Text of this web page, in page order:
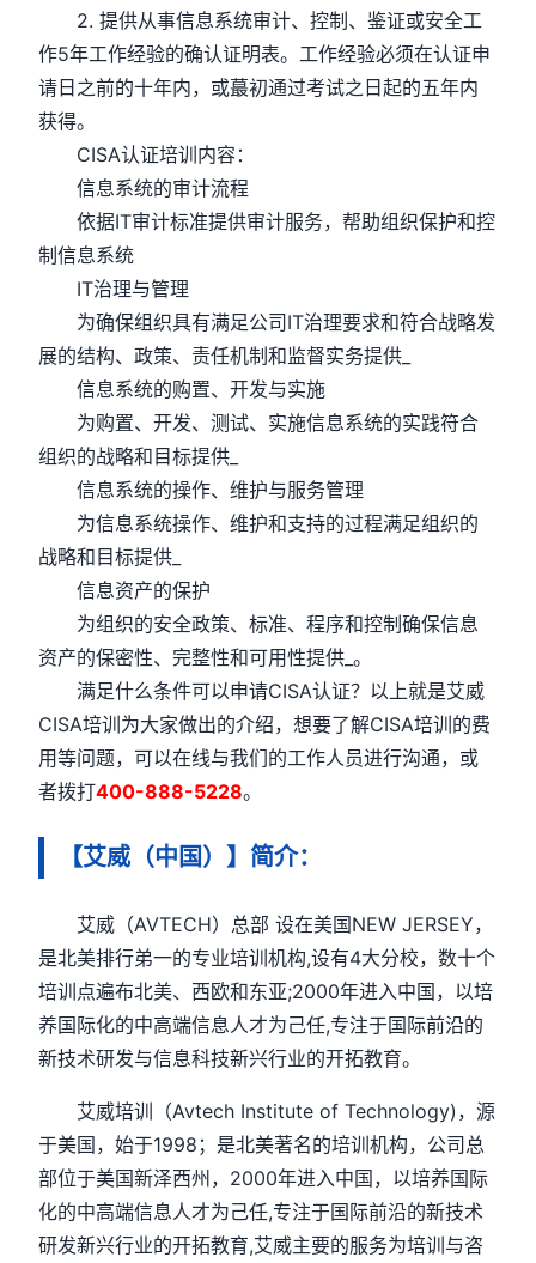
2. 提供从事信息系统审计、控制、鉴证或安全工
作5年工作经验的确认证明表。工作经验必须在认证申
请日之前的十年内，或蕞初通过考试之日起的五年内
获得。
CISA认证培训内容：
信息系统的审计流程
依据IT审计标准提供审计服务，帮助组织保护和控
制信息系统
IT治理与管理
为确保组织具有满足公司IT治理要求和符合战略发
展的结构、政策、责任机制和监督实务提供_
信息系统的购置、开发与实施
为购置、开发、测试、实施信息系统的实践符合
组织的战略和目标提供_
信息系统的操作、维护与服务管理
为信息系统操作、维护和支持的过程满足组织的
战略和目标提供_
信息资产的保护
为组织的安全政策、标准、程序和控制确保信息
资产的保密性、完整性和可用性提供_。
满足什么条件可以申请CISA认证？以上就是艾威
CISA培训为大家做出的介绍，想要了解CISA培训的费
用等问题，可以在线与我们的工作人员进行沟通，或
者拨打400-888-5228。
【艾威（中国）】简介：
艾威（AVTECH）总部 设在美国NEW JERSEY，
是北美排行弟一的专业培训机构,设有4大分校，数十个
培训点遍布北美、西欧和东亚;2000年进入中国，以培
养国际化的中高端信息人才为己任,专注于国际前沿的
新技术研发与信息科技新兴行业的开拓教育。
艾威培训（Avtech Institute of Technology)，源
于美国，始于1998；是北美著名的培训机构，公司总
部位于美国新泽西州，2000年进入中国，以培养国际
化的中高端信息人才为己任,专注于国际前沿的新技术
研发新兴行业的开拓教育,艾威主要的服务为培训与咨